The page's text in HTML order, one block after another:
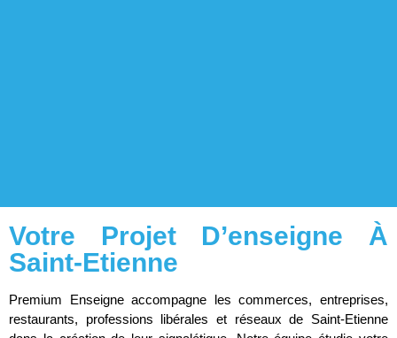
Votre Projet D’enseigne À
Saint-Etienne
Premium Enseigne accompagne les commerces, entreprises,
restaurants, professions libérales et réseaux de Saint-Etienne